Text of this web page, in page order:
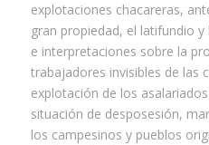
explotaciones chacareras,
gran propiedad, el latifundio
e interpretaciones sobre la
trabajadores invisibles de las
explotación de los
situación de desposesión,
los campesinos y pueblos